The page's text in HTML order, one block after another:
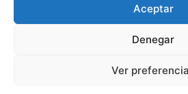
Aceptar
Denegar
Ver
© 2025 | MANCOMUNIDADE de